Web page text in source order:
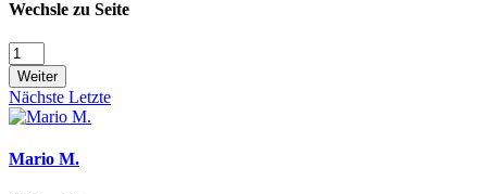
Wechsle zu Seite
Weiter
Nächste Letzte
Mario M.